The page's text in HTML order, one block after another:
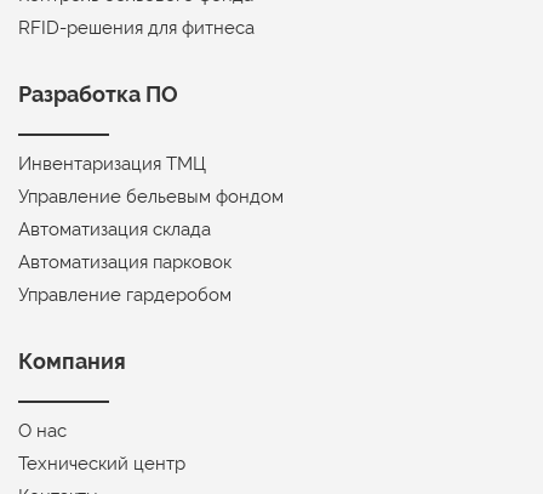
RFID-решения для фитнеса
Разработка ПО
Инвентаризация ТМЦ
Управление бельевым фондом
Автоматизация склада
Автоматизация парковок
Управление гардеробом
Компания
О нас
Технический центр